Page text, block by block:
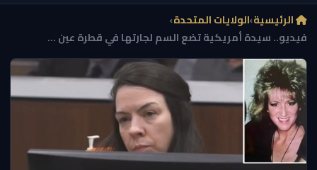
الرئيسية›الولايات المتحدة›
فيديو.. سيدة أمريكية تضع السم لجارتها في قطرة عين ...